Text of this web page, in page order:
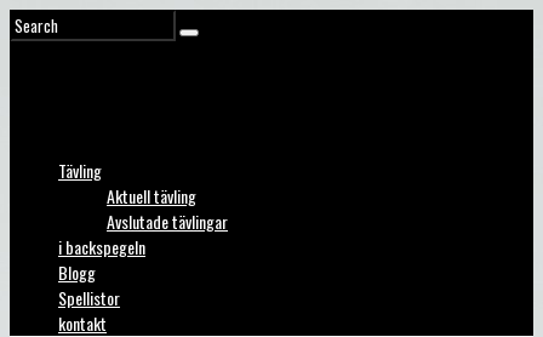
Tävling
Aktuell tävling
Avslutade tävlingar
i backspegeln
Blogg
Spellistor
kontakt